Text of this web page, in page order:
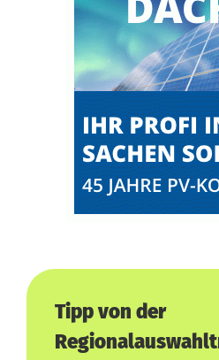
?
Tipp von der